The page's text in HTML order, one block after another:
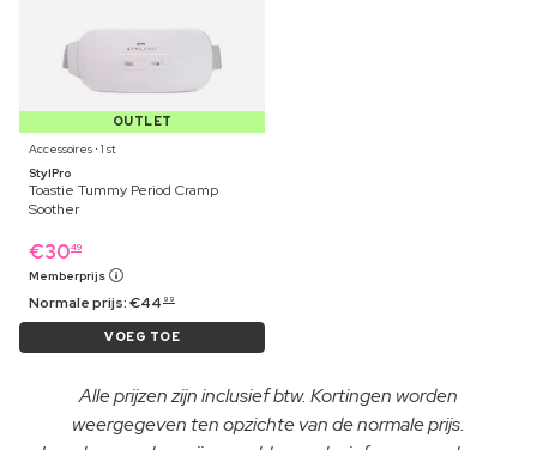
OUTLET
Accessoires ⋅ 1 st
StylPro
Toastie Tummy Period Cramp
Soother
€3049
Memberprijs
Normale prijs:€44 99
VOEG TOE
Alle prijzen zijn inclusief btw. Kortingen worden
weergegeven ten opzichte van de normale prijs.